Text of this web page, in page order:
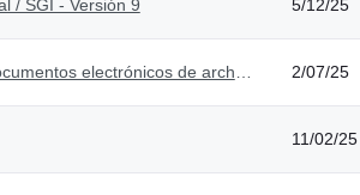
/ SGI - Versión 9 5/12/25
2/07/25
11/02/25